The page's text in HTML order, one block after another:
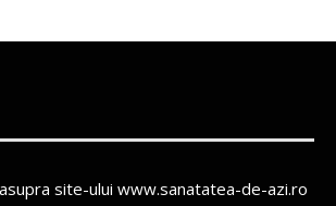
site-ului www.sanatatea-de-azi.ro